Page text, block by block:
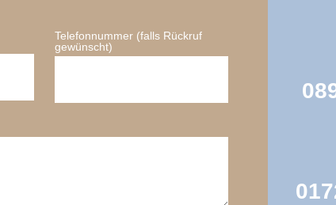
Telefonnummer (falls Rückruf
gewünscht)